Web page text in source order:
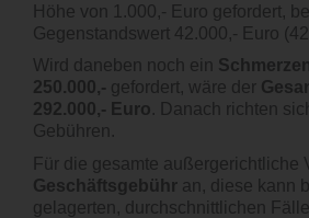
Höhe von 1.000,- Euro gefordert,
Gegenstandswert 42.000,- Euro
Wird daneben noch ein
250.000,- gefordert, wäre der
292.000,- Euro. Danach richten
Gebühren.
Für die gesamte außergerichtliche
Geschäftsgebühr an, diese kann
gelagerten, durchschnittlichen